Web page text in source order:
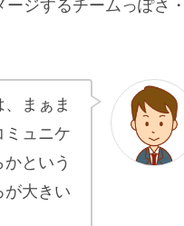
ジするチームっぽさ・
まぁま
ミュニケ
という
が大きい